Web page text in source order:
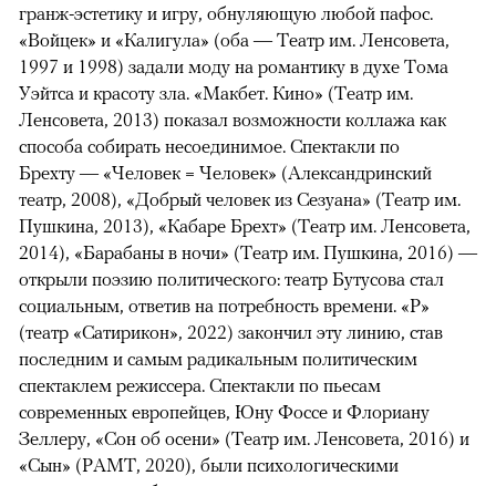
гранж-эстетику и игру, обнуляющую любой пафос.
«Войцек» и «Калигула» (оба — Театр им. Ленсовета,
1997 и 1998) задали моду на романтику в духе Тома
Уэйтса и красоту зла. «Макбет. Кино» (Театр им.
Ленсовета, 2013) показал возможности коллажа как
способа собирать несоединимое. Спектакли по
Брехту — «Человек = Человек» (Александринский
театр, 2008), «Добрый человек из Сезуана» (Театр им.
Пушкина, 2013), «Кабаре Брехт» (Театр им. Ленсовета,
2014), «Барабаны в ночи» (Театр им. Пушкина, 2016) —
открыли поэзию политического: театр Бутусова стал
социальным, ответив на потребность времени. «Р»
(театр «Сатирикон», 2022) закончил эту линию, став
последним и самым радикальным политическим
спектаклем режиссера. Спектакли по пьесам
современных европейцев, Юну Фоссе и Флориану
Зеллеру, «Сон об осени» (Театр им. Ленсовета, 2016) и
«Сын» (РАМТ, 2020), были психологическими